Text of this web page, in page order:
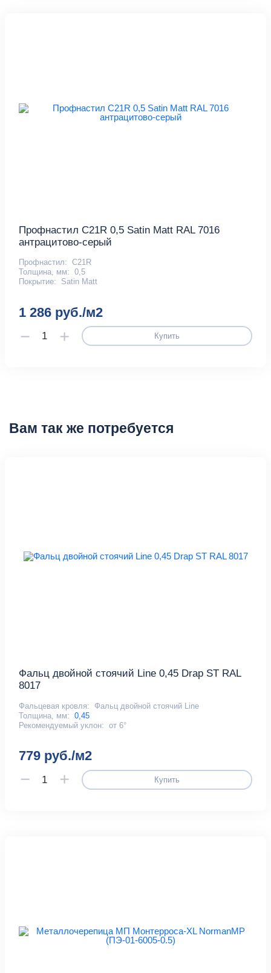
Профнастил С21R 0,5 Satin Matt RAL 7016
антрацитово-серый
Профнастил: С21R
Толщина, мм: 0,5
Покрытие:
Satin Matt
1 286 руб./м2
Купить
Вам так же потребуется
Фальц двойной стоячий Line 0,45 Drap ST RAL
8017
Фальцевая кровля:
Фальц двойной стоячий Line
Толщина, мм: 0,45
Рекомендуемый уклон: от 6°
779 руб./м2
Купить